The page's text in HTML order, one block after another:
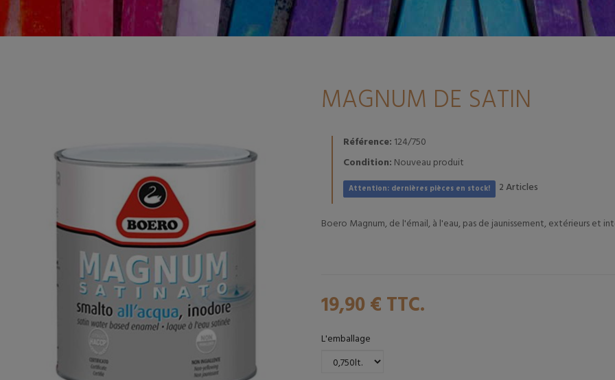
MAGNUM DE SATIN
Référence: 124/750
Condition: Nouveau produit
Attention: dernières pièces en stock! 2Articles
Boero Magnum, de l'émail, à l'eau, pas de jaunissement, extérieurs et
19,90 € TTC.
L'emballage